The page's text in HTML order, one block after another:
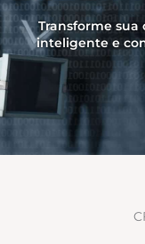
Transforme
inteligente e